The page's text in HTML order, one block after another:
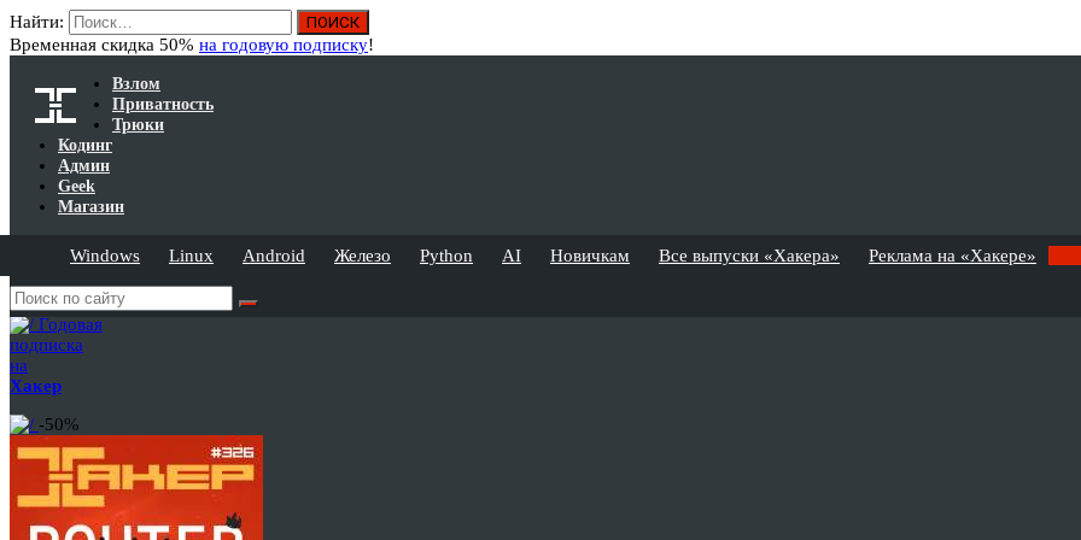
Найти:
Временная скидка 50% на годовую подписку!
Взлом
Приватность
Трюки
Кодинг
Админ
Geek
Магазин
Windows Linux Android Железо Python AI Новичкам Все выпуски «Хакера» Реклама на «Хакере»
Годовая
подписка
на
Хакер
-50%